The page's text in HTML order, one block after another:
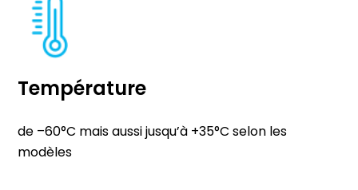
Température
de –60°C mais aussi jusqu’à +35°C selon les
modèles